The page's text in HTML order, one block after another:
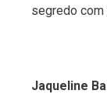
segredo com
Jaqueline